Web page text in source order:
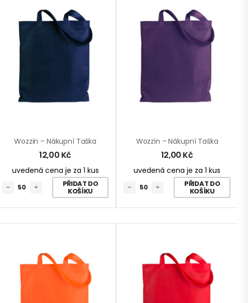
Wozzin – Nákupní Taška
12,00 Kč
uvedená cena je za 1 kus
PŘIDAT DO
KOŠÍKU
Wozzin – Nákupní Taška
12,00 Kč
uvedená cena je za 1 kus
PŘIDAT DO
KOŠÍKU